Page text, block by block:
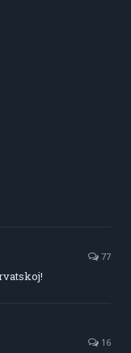
77
16